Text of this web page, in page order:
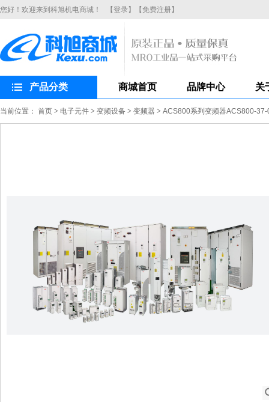
您好！欢迎来到科旭机电商城！ 【登录】 【免费注册】
产品分类 商城首页 品牌中心 关
当前位置： 首页 > 电子元件 > 变频设备 > 变频器 > ACS800系列变频器ACS800-